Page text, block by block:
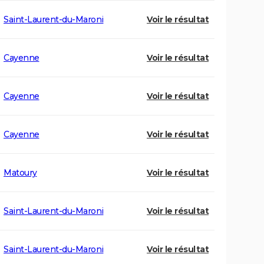
Saint-Laurent-du-Maroni Voir le résultat
Cayenne Voir le résultat
Cayenne Voir le résultat
Cayenne Voir le résultat
Matoury Voir le résultat
Saint-Laurent-du-Maroni Voir le résultat
Saint-Laurent-du-Maroni Voir le résultat